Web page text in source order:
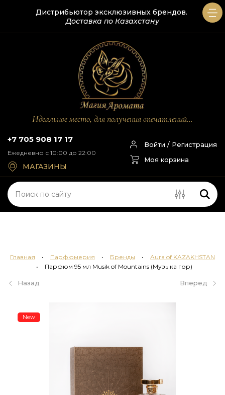
Дистрибьютор эксклюзивных брендов.
Доставка по Казахстану
+7 705 908 17 17
Ежедневно с 10:00 до 22:00
МАГАЗИНЫ
Идеальное место, для получения впечатлений...
Войти / Регистрация
Моя корзина
Главная • Парфюмерия • Бренды •
Aura of KAZAKHSTAN
•
Парфюм 95 мл Musik of Mountains (Музыка гор)
Назад Вперед
New